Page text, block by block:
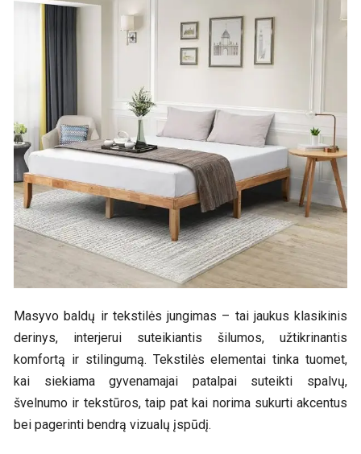
Masyvo baldų ir tekstilės jungimas – tai jaukus klasikinis
derinys, interjerui suteikiantis šilumos, užtikrinantis
komfortą ir stilingumą. Tekstilės elementai tinka tuomet,
kai siekiama gyvenamajai patalpai suteikti spalvų,
švelnumo ir tekstūros, taip pat kai norima sukurti akcentus
bei pagerinti bendrą vizualų įspūdį.